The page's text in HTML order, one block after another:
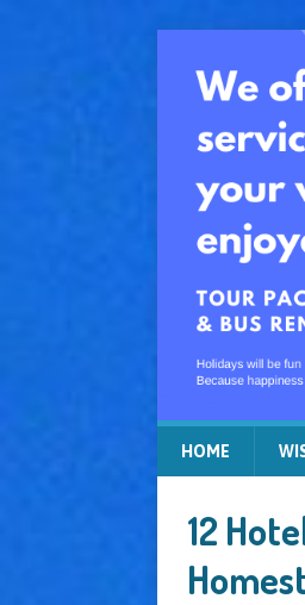
HOME
12